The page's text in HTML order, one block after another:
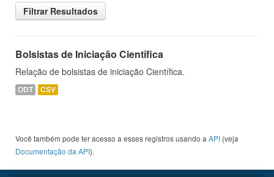
Filtrar Resultados
Bolsistas de Iniciação Científica
Relação de bolsistas de iniciação Científica.
ODT CSV
Você também pode ter acesso a esses registros usando a API (veja
Documentação da API).